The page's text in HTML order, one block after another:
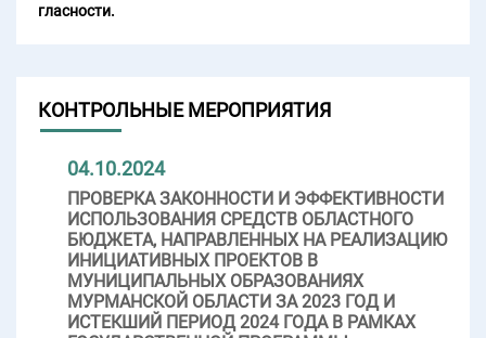
гласности.
КОНТРОЛЬНЫЕ МЕРОПРИЯТИЯ
04.10.2024
ПРОВЕРКА ЗАКОННОСТИ И ЭФФЕКТИВНОСТИ
ИСПОЛЬЗОВАНИЯ СРЕДСТВ ОБЛАСТНОГО
БЮДЖЕТА, НАПРАВЛЕННЫХ НА РЕАЛИЗАЦИЮ
ИНИЦИАТИВНЫХ ПРОЕКТОВ В
МУНИЦИПАЛЬНЫХ ОБРАЗОВАНИЯХ
МУРМАНСКОЙ ОБЛАСТИ ЗА 2023 ГОД И
ИСТЕКШИЙ ПЕРИОД 2024 ГОДА В РАМКАХ